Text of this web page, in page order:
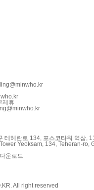
제휴
테헤란로 134, 포스코타워 역삼,
Yeoksam, 134, Teheran-ro,
운로드
All right reserved